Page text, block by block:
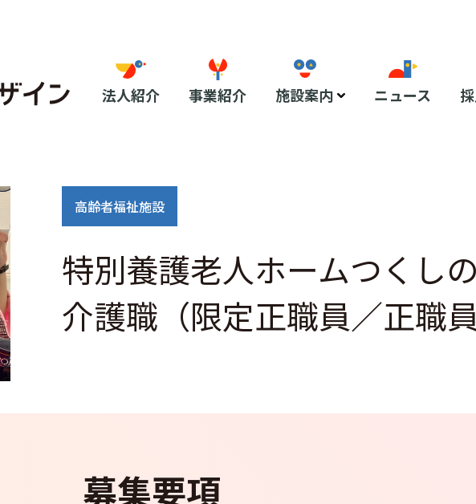
法人紹介 事業紹介 施設案内 ニュース
高齢者福祉施設
特別養護老人ホームつくし
介護職（限定正職員／正職員
募集要項